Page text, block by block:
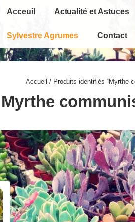
Main
Acceuil Actualité et Astuces
Sylvestre Agrumes Contact
Accueil / Produits identifiés “Myrthe
Myrthe